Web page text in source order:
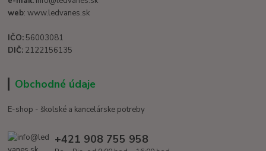
web: www.ledvanes.sk
IČO: 56003081
DIČ: 2122156135
Obchodné údaje
E-shop - školské a kancelárske potreby
+421 908 755 958